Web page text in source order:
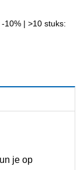
10% | >10 stuks:
je op